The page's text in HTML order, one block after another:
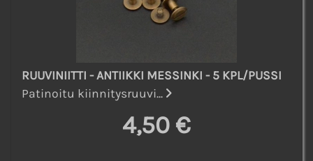
RUUVINIITTI - ANTIIKKI MESSINKI - 5 KPL/PUSSI
Patinoitu kiinnitysruuvi...
4,50 €